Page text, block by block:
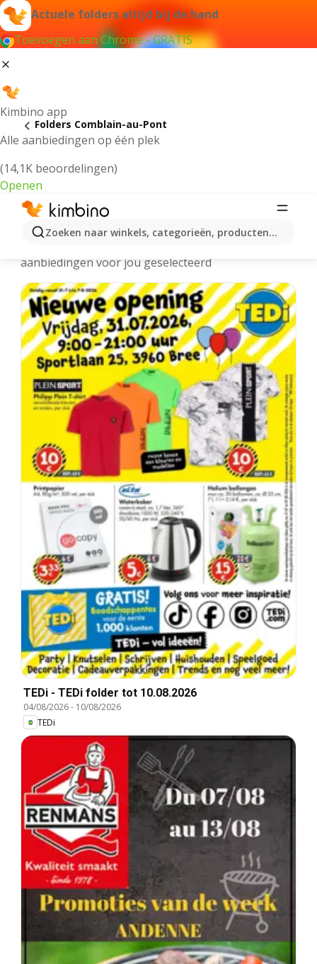
Actuele folders altijd bij de hand
Toevoegen aan Chrome - GRATIS
Kimbino app
Alle aanbiedingen op één plek
(14,1K beoordelingen)
Openen
Zoeken naar winkels, categorieën, producten...
Folders Comblain-au-Pont
Comblain-au-Pont folders online
aanbiedingen voor jou geselecteerd
TEDi - TEDi folder tot 10.08.2026
04/08/2026- 10/08/2026
TEDi